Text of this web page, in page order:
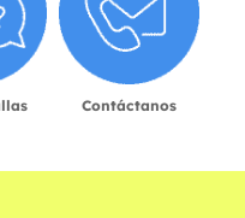
Contáctanos